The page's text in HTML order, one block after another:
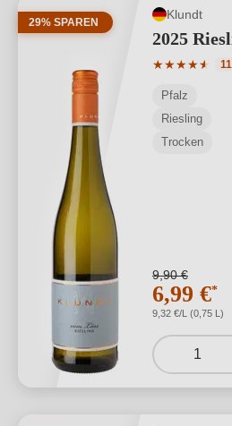
29% SPAREN
Klundt
2025
★★★★★
★ 11
Pfalz
Riesling
Trocken
9,90 €
6,99 €*
9,32 €/L (0,75 L)
1